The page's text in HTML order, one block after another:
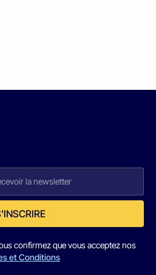
confirmez que vous acceptez nos
et Conditions